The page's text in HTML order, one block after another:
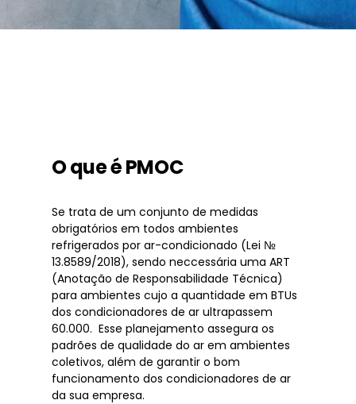
O que é PMOC
Se trata de um conjunto de medidas
obrigatórios em todos ambientes
refrigerados por ar-condicionado (Lei №
13.8589/2018), sendo neccessária uma ART
(Anotação de Responsabilidade Técnica)
para ambientes cujo a quantidade em BTUs
dos condicionadores de ar ultrapassem
60.000. Esse planejamento assegura os
padrões de qualidade do ar em ambientes
coletivos, além de garantir o bom
funcionamento dos condicionadores de ar
da sua empresa.